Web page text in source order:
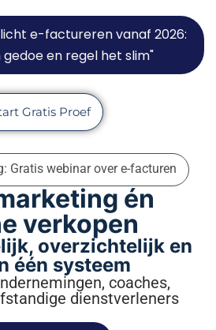
e-factureren vanaf 2026:
en regel het slim"
Gratis Proef
Gratis webinar over e-facturen
én
verkopen
overzichtelijk en
één systeem
coaches,
dienstverleners